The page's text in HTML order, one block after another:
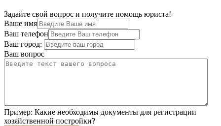
Задайте свой вопрос и получите помощь юриста!
Ваше имя
Ваш телефон
Ваш город:
Ваш вопрос
Пример: Какие необходимы документы для регистрации
хозяйственной постройки?